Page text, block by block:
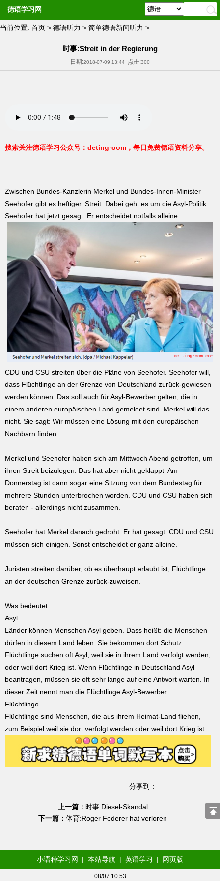
德语学习网
当前位置: 首页 > 德语听力 > 简单德语新闻听力 >
时事:Streit in der Regierung
日期:2018-07-09 13:44 点击:300
搜索关注德语学习公众号：detingroom，每日免费德语资料分享。
Zwischen Bundes-Kanzlerin Merkel und Bundes-Innen-Minister
Seehofer gibt es heftigen Streit. Dabei geht es um die Asyl-Politik.
Seehofer hat jetzt gesagt: Er entscheidet notfalls alleine.
CDU und CSU streiten über die Pläne von Seehofer. Seehofer will,
dass Flüchtlinge an der Grenze von Deutschland zurück-gewiesen
werden können. Das soll auch für Asyl-Bewerber gelten, die in
einem anderen europäischen Land gemeldet sind. Merkel will das
nicht. Sie sagt: Wir müssen eine Lösung mit den europäischen
Nachbarn finden.
Merkel und Seehofer haben sich am Mittwoch Abend getroffen, um
ihren Streit beizulegen. Das hat aber nicht geklappt. Am
Donnerstag ist dann sogar eine Sitzung von dem Bundestag für
mehrere Stunden unterbrochen worden. CDU und CSU haben sich
beraten - allerdings nicht zusammen.
Seehofer hat Merkel danach gedroht. Er hat gesagt: CDU und CSU
müssen sich einigen. Sonst entscheidet er ganz alleine.
Juristen streiten darüber, ob es überhaupt erlaubt ist, Flüchtlinge
an der deutschen Grenze zurück-zuweisen.
Was bedeutet ...
Asyl
Länder können Menschen Asyl geben. Dass heißt: die Menschen
dürfen in diesem Land leben. Sie bekommen dort Schutz.
Flüchtlinge suchen oft Asyl, weil sie in ihrem Land verfolgt werden,
oder weil dort Krieg ist. Wenn Flüchtlinge in Deutschland Asyl
beantragen, müssen sie oft sehr lange auf eine Antwort warten. In
dieser Zeit nennt man die Flüchtlinge Asyl-Bewerber.
Flüchtlinge
Flüchtlinge sind Menschen, die aus ihrem Heimat-Land fliehen,
zum Beispiel weil sie dort verfolgt werden oder weil dort Krieg ist.
分享到：
上一篇： 时事:Diesel-Skandal
下一篇： 体育:Roger Federer hat verloren
小语种学习网 | 本站导航 | 英语学习 | 网页版
08/07 10:53